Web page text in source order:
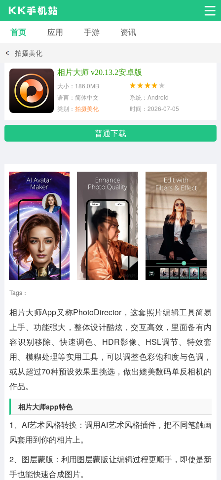
安卓应用
小说漫画
金融理财 新闻资讯 游戏辅助
安卓其它
首页 应用 手游 资讯
拍摄美化
相片大师 v20.13.2安卓版
大小：186.0MB
语言：简体中文
系统：Android
类别： 拍摄美化 时间：2026-07-05
普通下载
Tags：
相片大师App又称PhotoDirector，这套照片编辑工具简易
上手、功能强大，整体设计酷炫，交互高效，里面备有内
容识别移除、快速调色、HDR影像、HSL调节、特效套
用、模糊处理等实用工具，可以调整色彩饱和度与色调，
或从超过70种预设效果里挑选，做出媲美数码单反相机的
作品。
相片大师app特色
1、AI艺术风格转换：调用AI艺术风格插件，把不同笔触画
风套用到你的相片上。
2、图层蒙版：利用图层蒙版让编辑过程更顺手，即使是新
手也能快速合成图片。